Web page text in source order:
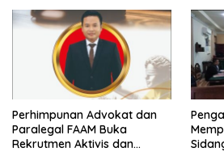
Perhimpunan Advokat dan
Paralegal FAAM Buka
Rekrutmen Aktivis dan